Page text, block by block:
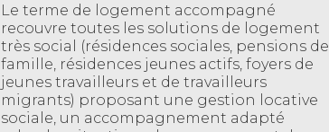
Le terme de logement accompagné
recouvre toutes les solutions de logement
très social (résidences sociales, pensions de
famille, résidences jeunes actifs, foyers de
jeunes travailleurs et de travailleurs
migrants) proposant une gestion locative
sociale, un accompagnement adapté